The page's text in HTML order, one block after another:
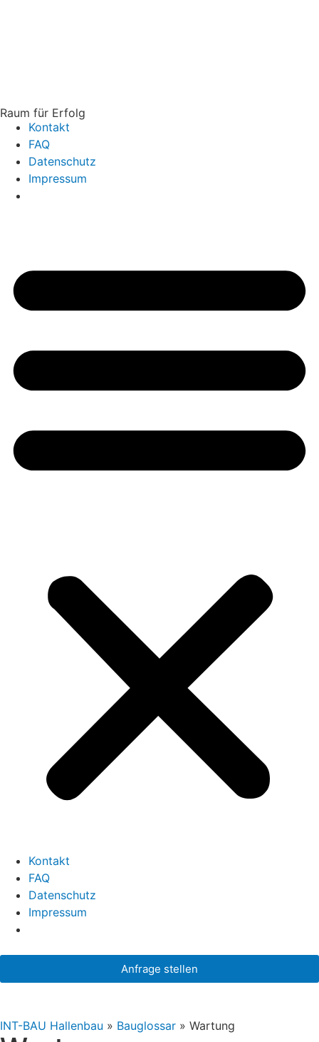
Raum für Erfolg
Kontakt
FAQ
Datenschutz
Impressum
Kontakt
FAQ
Datenschutz
Impressum
Anfrage stellen
INT-BAU Hallenbau » Bauglossar » Wartung